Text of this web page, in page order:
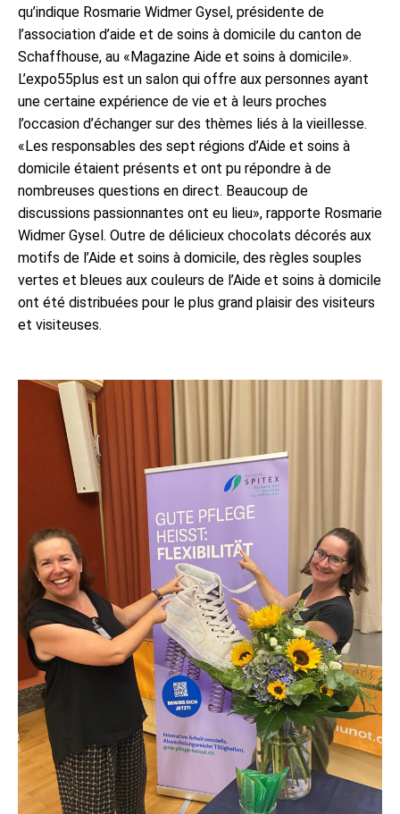
qu’indique Rosmarie Widmer Gysel, présidente de
l’association d’aide et de soins à domicile du canton de
Schaffhouse, au «Magazine Aide et soins à domicile».
L’expo55plus est un salon qui offre aux personnes ayant
une certaine expérience de vie et à leurs proches
l’occasion d’échanger sur des thèmes liés à la vieillesse.
«Les responsables des sept régions d’Aide et soins à
domicile étaient présents et ont pu répondre à de
nombreuses questions en direct. Beaucoup de
discussions passionnantes ont eu lieu», rapporte Rosmarie
Widmer Gysel. Outre de délicieux chocolats décorés aux
motifs de l’Aide et soins à domicile, des règles souples
vertes et bleues aux couleurs de l’Aide et soins à domicile
ont été distribuées pour le plus grand plaisir des visiteurs
et visiteuses.